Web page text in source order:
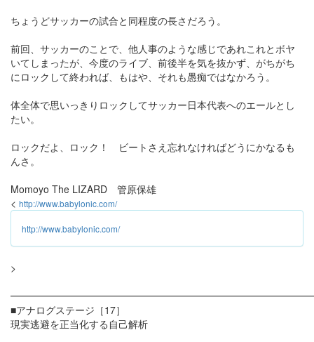
ちょうどサッカーの試合と同程度の長さだろう。
前回、サッカーのことで、他人事のような感じであれこれとボヤ
いてしまったが、今度のライブ、前後半を気を抜かず、がちがち
にロックして終われば、もはや、それも愚痴ではなかろう。
体全体で思いっきりロックしてサッカー日本代表へのエールとし
たい。
ロックだよ、ロック！ ビートさえ忘れなければどうにかなるも
んさ。
Momoyo The LIZARD 管原保雄
< http://www.babylonic.com/
http://www.babylonic.com/
>
■アナログステージ［17］
現実逃避を正当化する自己解析